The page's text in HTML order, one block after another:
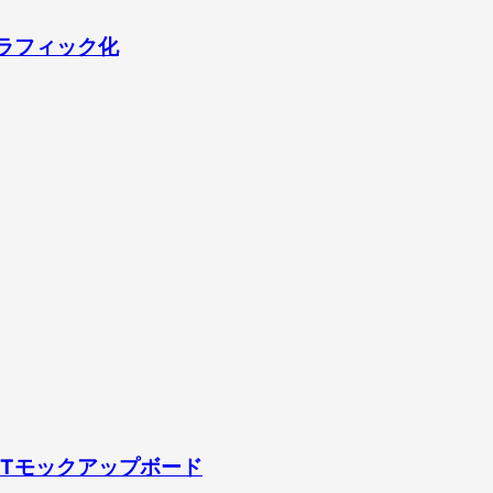
フィック化
モックアップボード